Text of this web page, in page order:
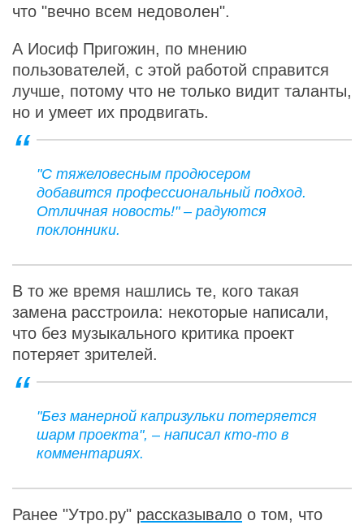
что "вечно всем недоволен".
А Иосиф Пригожин, по мнению
пользователей, с этой работой справится
лучше, потому что не только видит таланты,
но и умеет их продвигать.
"С тяжеловесным продюсером
добавится профессиональный подход.
Отличная новость!" – радуются
поклонники.
В то же время нашлись те, кого такая
замена расстроила: некоторые написали,
что без музыкального критика проект
потеряет зрителей.
"Без манерной капризульки потеряется
шарм проекта", – написал кто-то в
комментариях.
Ранее "Утро.ру" рассказывало о том, что